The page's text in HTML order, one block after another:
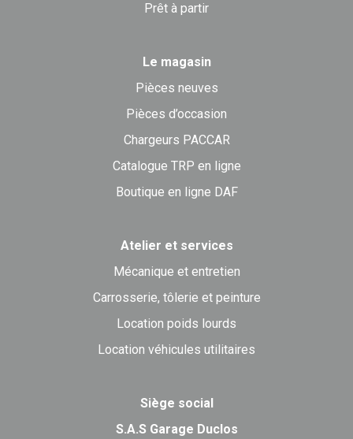
Prêt à partir
Le magasin
Pièces neuves
Pièces d’occasion
Chargeurs PACCAR
Catalogue TRP en ligne
Boutique en ligne DAF
Atelier et services
Mécanique et entretien
Carrosserie, tôlerie et peinture
Location poids lourds
Location véhicules utilitaires
Siège social
S.A.S Garage Duclos